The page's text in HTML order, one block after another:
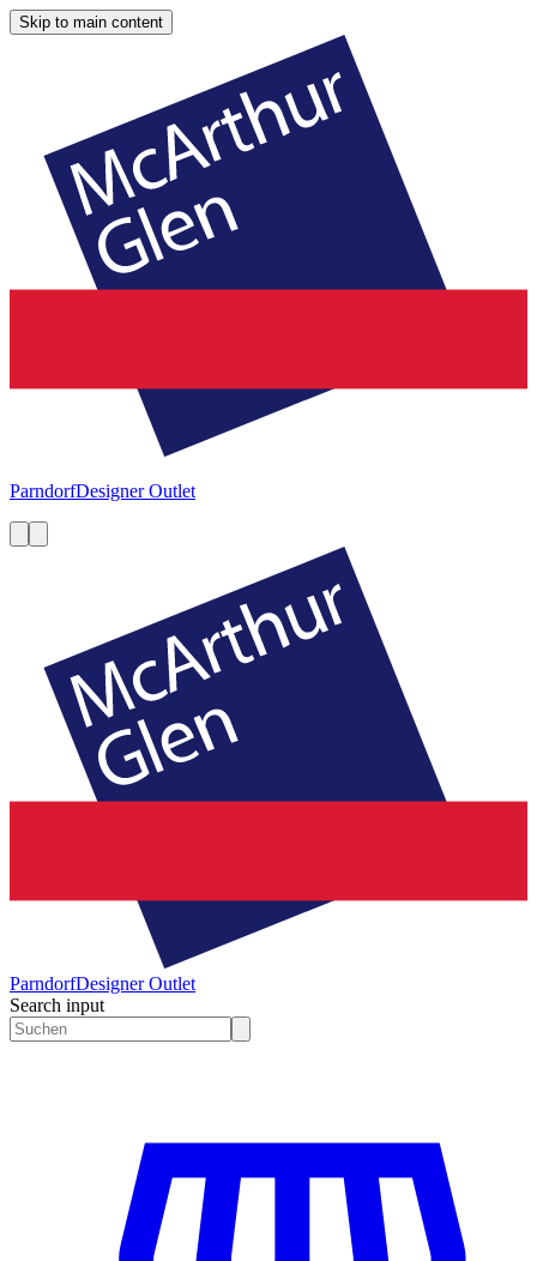
Skip to main content
ParndorfDesigner Outlet
ParndorfDesigner Outlet
Search input